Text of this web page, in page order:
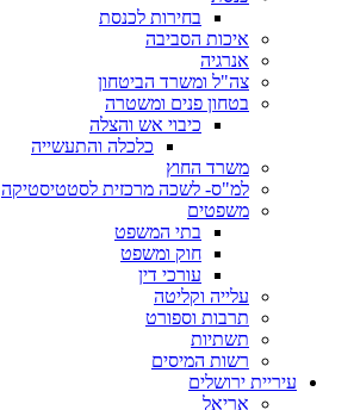
בחירות לכנסת
איכות הסביבה
אנרגיה
צה"ל ומשרד הביטחון
בטחון פנים ומשטרה
כיבוי אש והצלה
כלכלה והתעשייה
משרד החוץ
למ"ס- לשכה מרכזית לסטטיסטיקה
משפטים
בתי המשפט
חוק ומשפט
עורכי דין
עלייה וקליטה
תרבות וספורט
תשתיות
רשות המיסים
עיריית ירושלים
אריאל